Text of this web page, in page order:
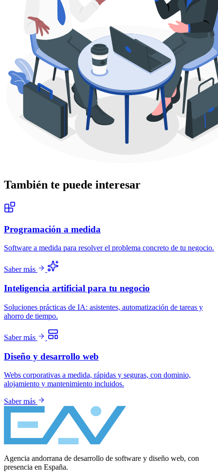
También te puede interesar
Programación a medida
Software a medida para resolver el problema concreto de tu negocio.
Saber más
Inteligencia artificial para tu negocio
Soluciones prácticas de IA: asistentes, automatización de tareas y
ahorro de tiempo.
Saber más
Diseño y desarrollo web
Webs corporativas a medida, rápidas y seguras, con dominio,
alojamiento y mantenimiento incluidos.
Saber más
Agencia andorrana de desarrollo de software y diseño web, con
presencia en España.